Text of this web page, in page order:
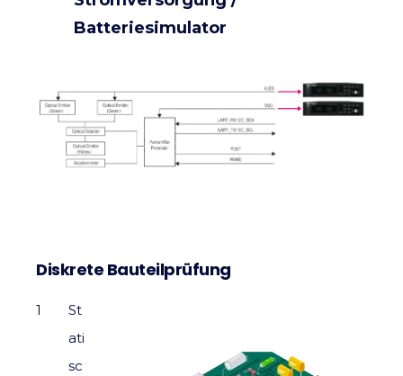
Batteriesimulator
Diskrete Bauteilprüfung
St
ati
sc